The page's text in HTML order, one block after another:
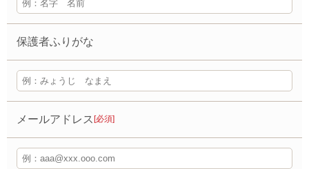
保護者ふりがな
メールアドレス [必須]